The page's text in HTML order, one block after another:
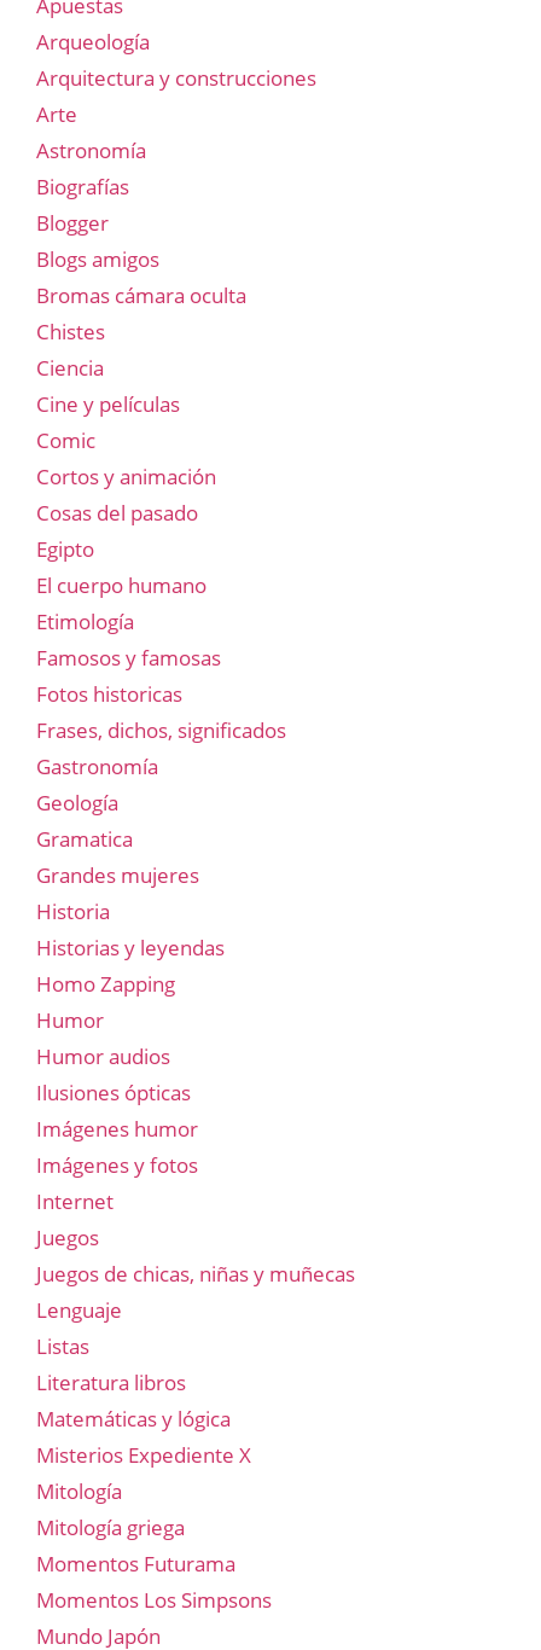
Apuestas
Arqueología
Arquitectura y construcciones
Arte
Astronomía
Biografías
Blogger
Blogs amigos
Bromas cámara oculta
Chistes
Ciencia
Cine y películas
Comic
Cortos y animación
Cosas del pasado
Egipto
El cuerpo humano
Etimología
Famosos y famosas
Fotos historicas
Frases, dichos, significados
Gastronomía
Geología
Gramatica
Grandes mujeres
Historia
Historias y leyendas
Homo Zapping
Humor
Humor audios
Ilusiones ópticas
Imágenes humor
Imágenes y fotos
Internet
Juegos
Juegos de chicas, niñas y muñecas
Lenguaje
Listas
Literatura libros
Matemáticas y lógica
Misterios Expediente X
Mitología
Mitología griega
Momentos Futurama
Momentos Los Simpsons
Mundo Japón